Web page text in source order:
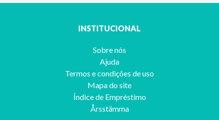
INSTITUCIONAL
Sobre nós
Ajuda
Termos e condições de uso
Mapa do site
Índice de Empréstimo
Årsstämma